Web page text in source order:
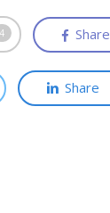
4 Share
Share